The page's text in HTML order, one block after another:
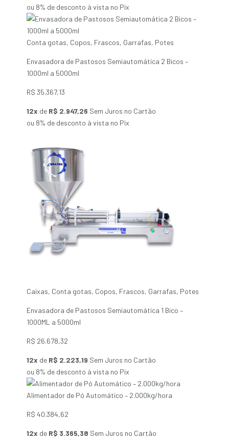
ou 8% de desconto à vista no Pix
Conta gotas, Copos, Frascos, Garrafas, Potes
Envasadora de Pastosos Semiautomática 2 Bicos –
1000ml a 5000ml
R$ 35.367,13
12x de R$ 2.947,26 Sem Juros no Cartão
ou 8% de desconto à vista no Pix
Caixas, Conta gotas, Copos, Frascos, Garrafas, Potes
Envasadora de Pastosos Semiautomática 1 Bico –
1000ML a 5000ml
R$ 26.678,32
12x de R$ 2.223,19 Sem Juros no Cartão
ou 8% de desconto à vista no Pix
Alimentador de Pó Automático – 2.000kg/hora
R$ 40.384,62
12x de R$ 3.365,38 Sem Juros no Cartão